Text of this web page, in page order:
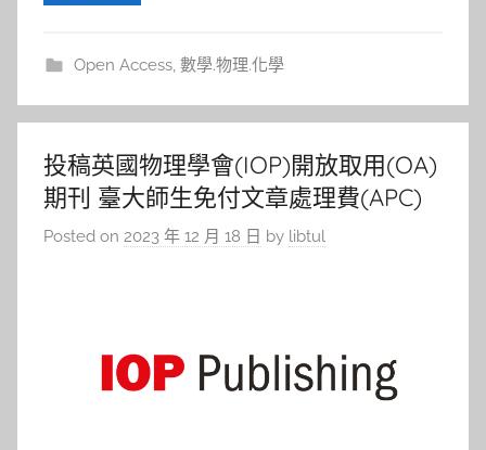
Open Access, 數學.物理.化學
投稿英國物理學會(IOP)開放取用(OA)
期刊 臺大師生免付文章處理費(APC)
Posted on 2023 年 12 月 18 日 by libtul